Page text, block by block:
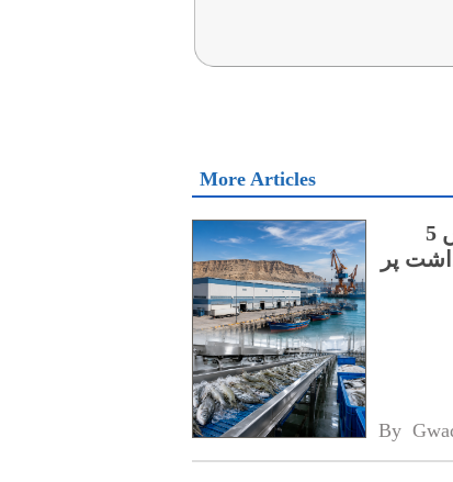
More Articles
چینی اور آسٹریلوی کمپنیوں کے درمیان گوادر میں 5
پر
By